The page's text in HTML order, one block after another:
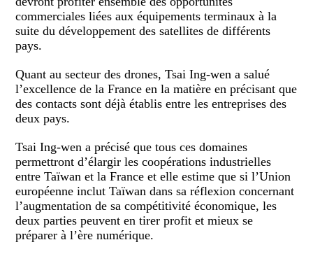
commerciales liées aux équipements terminaux à la
suite du développement des satellites de différents
pays.
Quant au secteur des drones, Tsai Ing-wen a salué
l’excellence de la France en la matière en précisant que
des contacts sont déjà établis entre les entreprises des
deux pays.
Tsai Ing-wen a précisé que tous ces domaines
permettront d’élargir les coopérations industrielles
entre Taïwan et la France et elle estime que si l’Union
européenne inclut Taïwan dans sa réflexion concernant
l’augmentation de sa compétitivité économique, les
deux parties peuvent en tirer profit et mieux se
préparer à l’ère numérique.